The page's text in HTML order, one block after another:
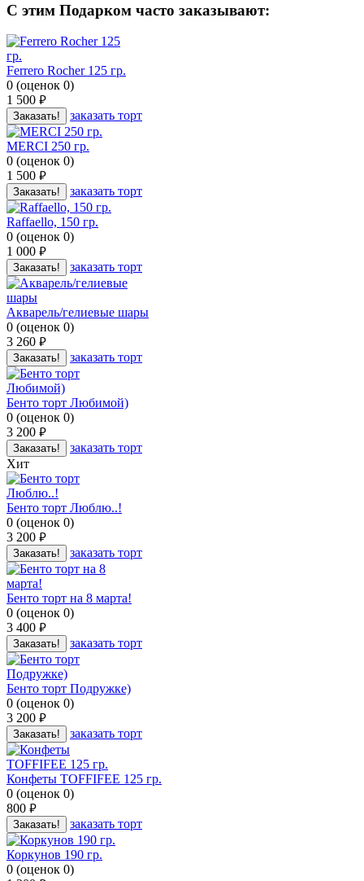
C этим Подарком часто заказывают:
Ferrero Rocher 125 гр.
0 (оценок 0)
1 500 руб.
Заказать! заказать торт
MERCI 250 гр.
0 (оценок 0)
1 500 руб.
Заказать! заказать торт
Raffaello, 150 гр.
0 (оценок 0)
1 000 руб.
Заказать! заказать торт
Акварель/гелиевые шары
0 (оценок 0)
3 260 руб.
Заказать! заказать торт
Бенто торт Любимой)
0 (оценок 0)
3 200 руб.
Заказать!
заказать торт
Хит
Бенто торт Люблю..!
0 (оценок 0)
3 200 руб.
Заказать! заказать торт
Бенто торт на 8 марта!
0 (оценок 0)
3 400 руб.
Заказать! заказать торт
Бенто торт Подружке)
0 (оценок 0)
3 200 руб.
Заказать! заказать торт
Конфеты TOFFIFEE 125 гр.
0 (оценок 0)
800 руб.
Заказать! заказать торт
Коркунов 190 гр.
0 (оценок 0)